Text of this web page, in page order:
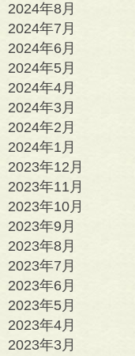
2024年8月
2024年7月
2024年6月
2024年5月
2024年4月
2024年3月
2024年2月
2024年1月
2023年12月
2023年11月
2023年10月
2023年9月
2023年8月
2023年7月
2023年6月
2023年5月
2023年4月
2023年3月